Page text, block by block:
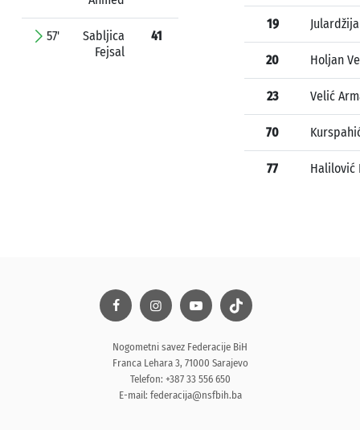
57'
Sabljica
Fejsal
41
19
20 Holjan
23 Velić
70
77 Halilović
Nogometni savez Federacije BiH
Franca Lehara 3, 71000 Sarajevo
Telefon: +387 33 556 650
E-mail: federacija@nsfbih.ba